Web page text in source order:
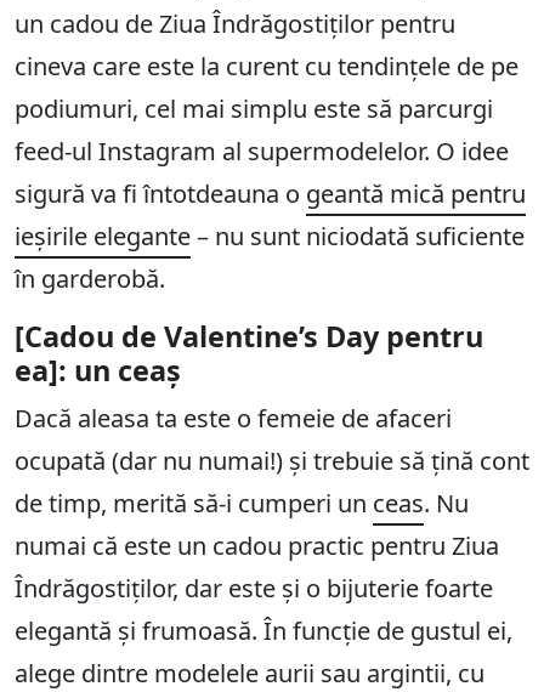
un cadou de Ziua Îndrăgostiților pentru
cineva care este la curent cu tendințele de pe
podiumuri, cel mai simplu este să parcurgi
feed-ul Instagram al supermodelelor. O idee
sigură va fi întotdeauna o geantă mică pentru
ieșirile elegante– nu sunt niciodată suficiente
în garderobă.
[Cadou de Valentine’s Day pentru
ea]: un ceaș
Dacă aleasa ta este o femeie de afaceri
ocupată (dar nu numai!) și trebuie să țină cont
de timp, merită să-i cumperi un ceas. Nu
numai că este un cadou practic pentru Ziua
Îndrăgostiților, dar este și o bijuterie foarte
elegantă și frumoasă. În funcție de gustul ei,
alege dintre modelele aurii sau argintii, cu